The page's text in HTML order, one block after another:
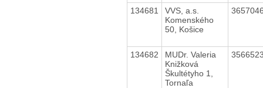
134681
VVS, a.s.
Komenského
50, Košice
134682
MUDr. Valeria
Knižková
Škultétyho 1,
Tornaľa